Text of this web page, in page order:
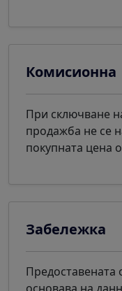
Комисионна
При сключване
продажба не се
покупната цена
Забележка
Предоставената